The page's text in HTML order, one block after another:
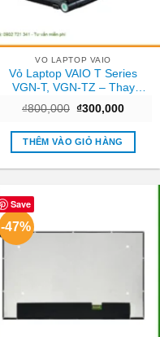
VO LAPTOP VAIO
Vỏ Laptop VAIO T Series
VGN-T, VGN-TZ – Thay
Giá Tốt
₫800,000 Giá
là:
₫800,000.
₫300,000Giá
tại
THÊM VÀO GIỎ HÀNG
Save
-47%